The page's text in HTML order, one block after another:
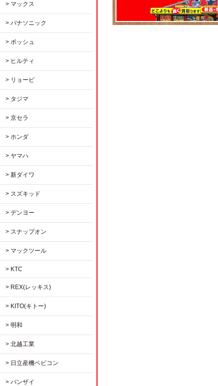
マックス
パナソニック
ボッシュ
ヒルティ
リョービ
タジマ
京セラ
ホンダ
ヤマハ
新ダイワ
スズキッド
デンヨー
スナップオン
マックツール
KTC
REX(レッキス)
KITO(キトー)
明和
北越工業
日立産機ベビコン
バンザイ